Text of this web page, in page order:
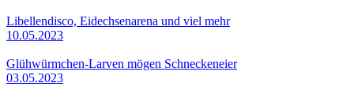
Libellendisco, Eidechsenarena und viel mehr
10.05.2023
Glühwürmchen-Larven mögen Schneckeneier
03.05.2023